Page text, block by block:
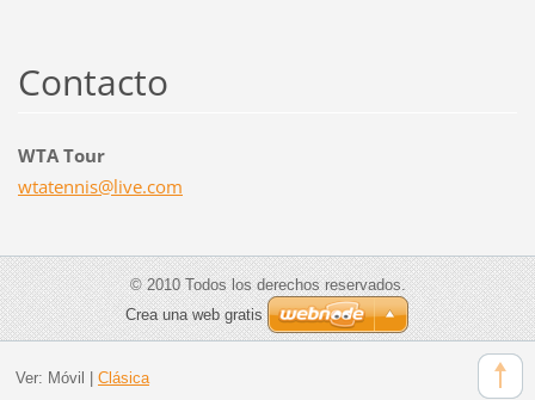
Contacto
WTA Tour
wtatennis@live.com
© 2010 Todos los derechos reservados.
Crea una web gratis
Ver: Móvil Clásica